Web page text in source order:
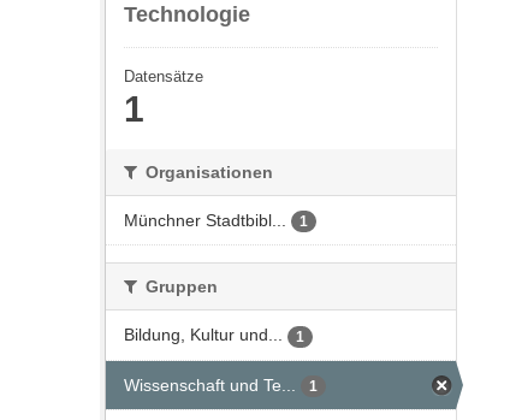
Technologie
Datensätze
1
Organisationen
Münchner Stadtbibl... 1
Gruppen
Bildung, Kultur und... 1
Wissenschaft und Te... 1